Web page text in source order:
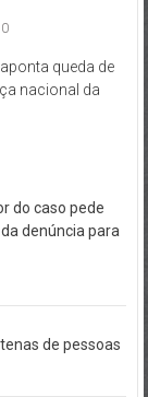
0
queda de
nacional da
do caso pede
denúncia para
de pessoas